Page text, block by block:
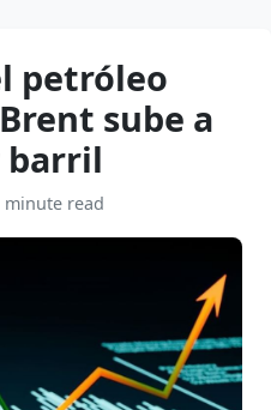
petróleo
sube a
barril
minute read